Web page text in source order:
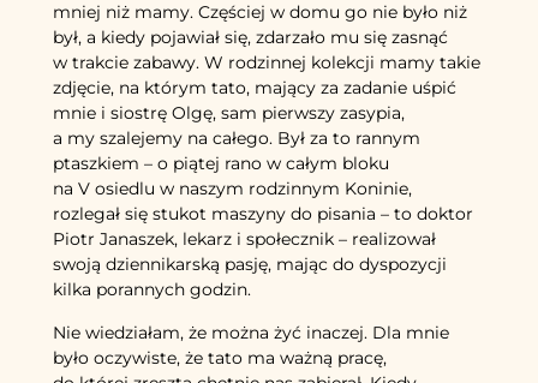
mniej niż mamy. Częściej w domu go nie było niż
był, a kiedy pojawiał się, zdarzało mu się zasnąć
w trakcie zabawy. W rodzinnej kolekcji mamy takie
zdjęcie, na którym tato, mający za zadanie uśpić
mnie i siostrę Olgę, sam pierwszy zasypia,
a my szalejemy na całego. Był za to rannym
ptaszkiem – o piątej rano w całym bloku
na V osiedlu w naszym rodzinnym Koninie,
rozlegał się stukot maszyny do pisania – to doktor
Piotr Janaszek, lekarz i społecznik – realizował
swoją dziennikarską pasję, mając do dyspozycji
kilka porannych godzin.
Nie wiedziałam, że można żyć inaczej. Dla mnie
było oczywiste, że tato ma ważną pracę,